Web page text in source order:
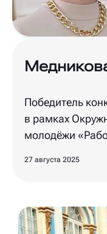
Победитель
в рамках
молодёжи
27 августа 2025